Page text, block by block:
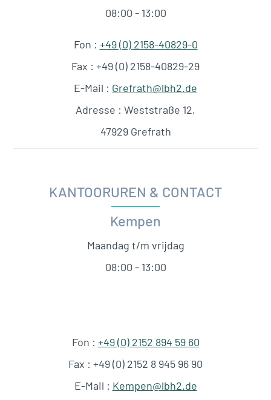
08:00 - 13:00
Fon : +49 (0) 2158-40829-0
Fax : +49 (0) 2158-40829-29
E-Mail : Grefrath@lbh2.de
Adresse : Weststraße 12,
47929 Grefrath
KANTOORUREN & CONTACT
Kempen
Maandag t/m vrijdag
08:00 - 13:00
Fon : +49 (0) 2152 894 59 60
Fax : +49 (0) 2152 8 945 96 90
E-Mail : Kempen@lbh2.de